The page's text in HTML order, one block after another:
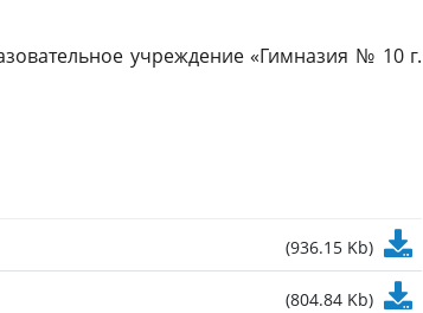
учреждение «Гимназия № 10 г.
(936.15 Kb)
(804.84 Kb)